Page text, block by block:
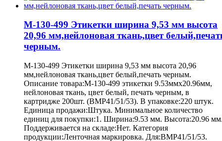
M-130-499 Этикетки ширина 9,53 мм высота
20,96 мм,нейлоновая ткань,цвет
черным.
M-130-499 Этикетки ширина 9,53 мм высота 20,96
мм,нейлоновая ткань,цвет белый,печать черным.
Описание товара:M-130-499 этикетки 9.53ммх20.96мм,
нейлоновая ткань, цвет белый, печать черным, в
картридже 200шт. (BMP41/51/53). В упаковке:220 штук.
Единица продажи:Штука. Минимальное количество
единиц для покупки:1. Ширина:9.53 мм. Высота:20.96
Поддерживается на складе:Нет. Категория
продукции:Ленточная маркировка. Для:BMP41/51/53.